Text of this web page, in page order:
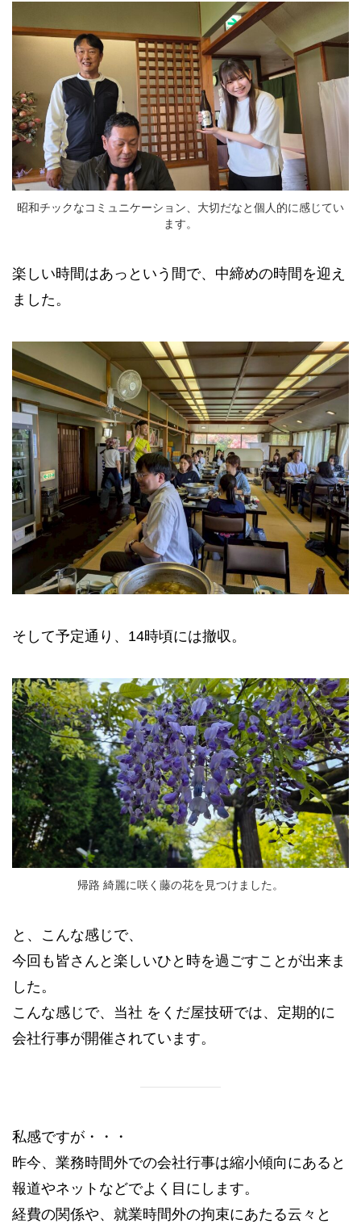
昭和チックなコミュニケーション、大切だなと個人的に感じてい
ます。
楽しい時間はあっという間で、中締めの時間を迎え
ました。
そして予定通り、14時頃には撤収。
帰路 綺麗に咲く藤の花を見つけました。
と、こんな感じで、
今回も皆さんと楽しいひと時を過ごすことが出来ま
した。
こんな感じで、当社 をくだ屋技研では、定期的に
会社行事が開催されています。
私感ですが・・・
昨今、業務時間外での会社行事は縮小傾向にあると
報道やネットなどでよく目にします。
経費の関係や、就業時間外の拘束にあたる云々と